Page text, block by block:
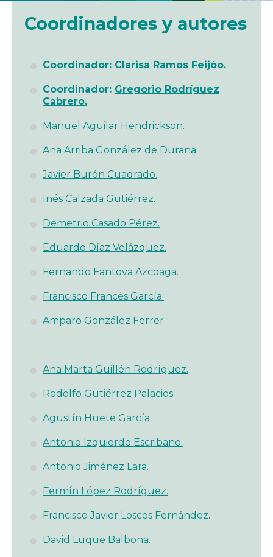
Coordinadores y autores
Coordinador: Clarisa Ramos Feijóo.
Coordinador: Gregorio Rodríguez
Cabrero.
Manuel Aguilar Hendrickson.
Ana Arriba González de Durana.
Javier Burón Cuadrado.
Inés Calzada Gutiérrez.
Demetrio Casado Pérez.
Eduardo Díaz Velázquez.
Fernando Fantova Azcoaga.
Francisco Francés García.
Amparo González Ferrer.
Ana Marta Guillén Rodríguez.
Rodolfo Gutiérrez Palacios.
Agustín Huete García.
Antonio Izquierdo Escribano.
Antonio Jiménez Lara.
Fermín López Rodríguez.
Francisco Javier Loscos Fernández.
David Luque Balbona.